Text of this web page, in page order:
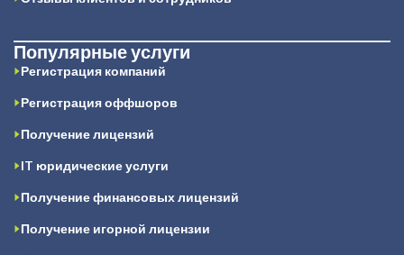
Популярные услуги
Регистрация компаний
Регистрация оффшоров
Получение лицензий
IT юридические услуги
Получение финансовых лицензий
Получение игорной лицензии